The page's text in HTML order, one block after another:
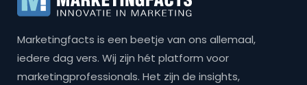
Marketingfacts is een beetje van ons allemaal,
iedere dag vers. Wij zijn hét platform voor
marketingprofessionals. Het zijn de insights,